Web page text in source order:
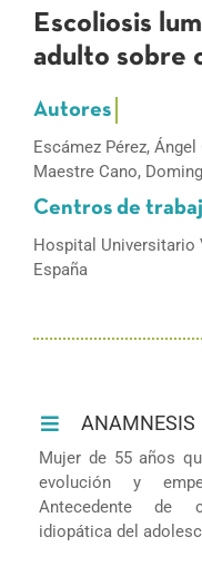
Escoliosis
adulto sobre
Escámez Pérez,
Maestre Cano,
Hospital Universitario
España
ANAMNESIS
Mujer de 55 años
evolución y
Antecedente de
idiopática del